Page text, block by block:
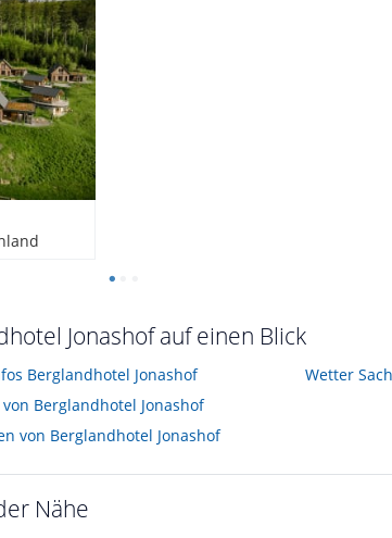
Jonashof auf einen Blick
Berglandhotel Jonashof
Berglandhotel Jonashof
von Berglandhotel Jonashof
Wetter
Nähe